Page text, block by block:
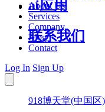
ai应用
联系我们
About Us
Services
Company
Blog
Contact
Log In Sign Up
918博天堂(中国区